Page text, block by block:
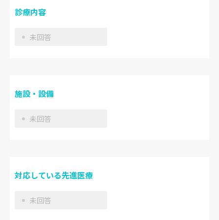
診療内容
未回答
施設・設備
未回答
対応している先進医療
未回答